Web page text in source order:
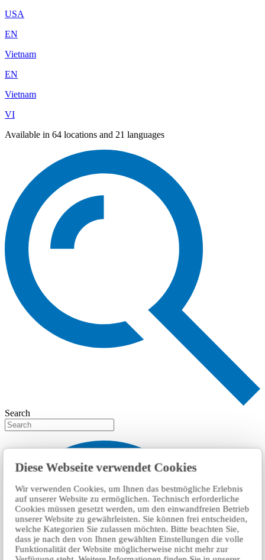
Diese Webseite verwendet Cookies
Wir verwenden Cookies, um Ihnen das bestmögliche Erlebnis
auf unserer Website zu ermöglichen. Technisch erforderliche
Cookies müssen gesetzt werden, um den einwandfreien Betrieb
unserer Website zu gewährleisten. Sie können frei entscheiden,
welche Kategorien Sie zulassen möchten. Bitte beachten Sie,
dass je nach den von Ihnen gewählten Einstellungen die volle
Funktionalität der Website möglicherweise nicht mehr zur
USA
EN
Vietnam
EN
Vietnam
VI
Available in 64 locations and 21 languages
Search